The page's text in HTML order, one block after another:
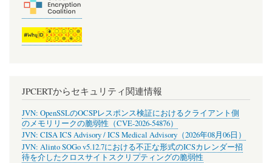
JPCERTからセキュリティ関連情報
JVN: OpenSSLのOCSPレスポンス検証におけるクライアント側
のメモリリークの脆弱性（CVE-2026-54876）
JVN: CISA ICS Advisory / ICS Medical Advisory（2026年08月06日）
JVN: Alinto SOGo v5.12.7における不正な形式のICSカレンダー招
待を介したクロスサイトスクリプティングの脆弱性